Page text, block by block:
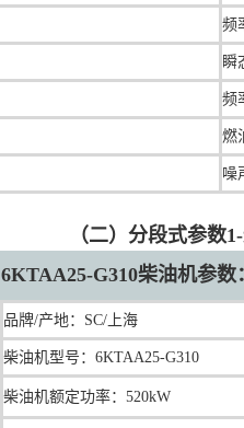
频
瞬
频
燃
噪
（二）分段式参数
6KTAA25-G310柴油机参数
品牌/产地： SC/上海
柴油机型号：6KTAA25-G310
柴油机额定功率：520kW